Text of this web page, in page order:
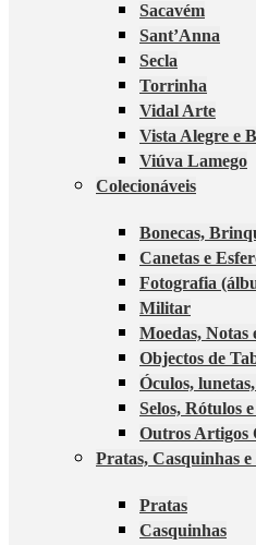
Sacavém
Sant’Anna
Secla
Torrinha
Vidal Arte
Vista Alegre e
Viúva Lamego
Colecionáveis
Bonecas,
Canetas e
Fotografia
Militar
Moedas, Notas
Objectos de
Óculos,
Selos, Rótulos
Outros Artigos
Pratas, Casquinhas
Pratas
Casquinhas